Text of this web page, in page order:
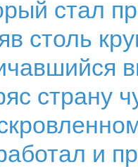
стал
столь
страну
и